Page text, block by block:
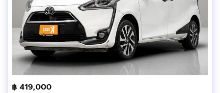
฿ 419,000